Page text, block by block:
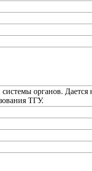
органов. Дается
ТГУ.